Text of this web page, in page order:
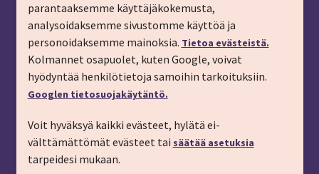
Tilaa matkalahjakortti
Tilaa esite
Tilaa matkakirje sähköpostiin
Ilmoita passitiedot
Liity kanta-asiakkaaksi
Töihin IMT:lle
YHTEYSTIEDOT
parantaaksemme käyttäjäkokemusta,
analysoidaksemme sivustomme käyttöä ja
personoidaksemme mainoksia. Tietoa evästeistä.
Kolmannet osapuolet, kuten Google, voivat
hyödyntää henkilötietoja samoihin tarkoituksiin.
Googlen tietosuojakäytäntö.
Voit hyväksyä kaikki evästeet, hylätä ei-
välttämättömät evästeet tai säätää asetuksia
tarpeidesi mukaan.